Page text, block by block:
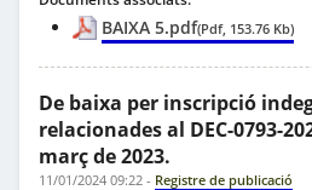
BAIXA 5.pdf(Pdf, 153.76 Kb)
De baixa per inscripció
relacionades al DEC-0793-
març de 2023.
11/01/2024 09:22 - Registre de publicació